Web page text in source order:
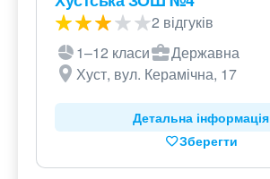
2 відгуків
1–12 класи
Державна
Хуст, вул. Керамічна, 17
Детальна інформація
Зберегти